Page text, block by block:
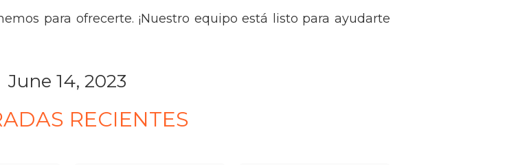
para ofrecerte. ¡Nuestro equipo está listo para ayudarte
June 14, 2023
RECIENTES